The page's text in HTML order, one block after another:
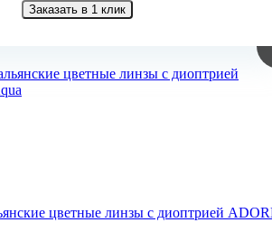
Заказать в 1 клик
цветные линзы с диоптрией